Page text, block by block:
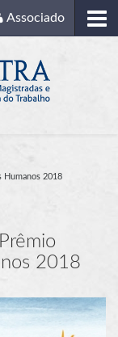
Associado
Humanos 2018
2018